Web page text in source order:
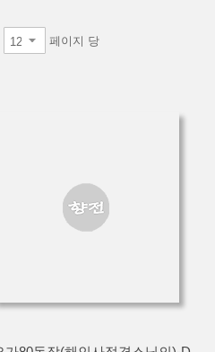
페이지 당